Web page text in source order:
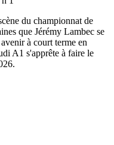
du championnat de
que Jérémy Lambec se
à court terme en
A1 s'apprête à faire le